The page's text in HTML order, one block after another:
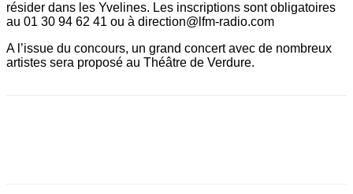
résider dans les Yvelines. Les inscriptions sont obligatoires
au 01 30 94 62 41 ou à direction@lfm-radio.com
A l’issue du concours, un grand concert avec de nombreux
artistes sera proposé au Théâtre de Verdure.